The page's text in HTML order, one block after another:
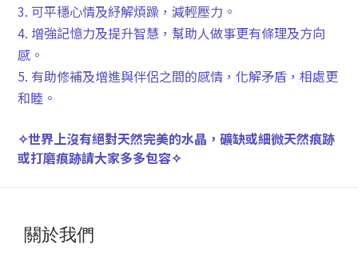
3. 可平穩心情及紓解煩躁，減輕壓力。
4. 增強記憶力及提升智慧，幫助人做事更有條理及方向
感。
5. 有助修補及增進與伴侶之間的感情，化解矛盾，相處更
和睦。
✧世界上沒有絕對天然完美的水晶，礦缺或細微天然痕跡
或打磨痕跡請大家多多包容✧
關於我們